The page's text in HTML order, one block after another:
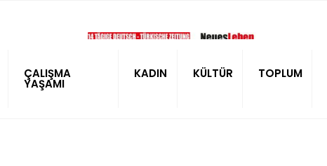
ÇALIŞMA
YAŞAMI
KADIN KÜLTÜR TOPLUM